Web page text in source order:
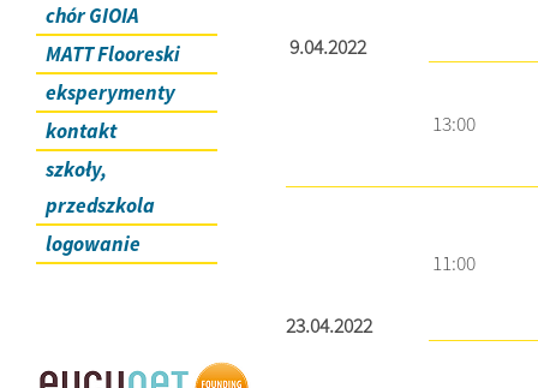
chór GIOIA
MATT Flooreski
eksperymenty
kontakt
szkoły,
przedszkola
logowanie
9.04.2022
13:00
23.04.2022
11:00